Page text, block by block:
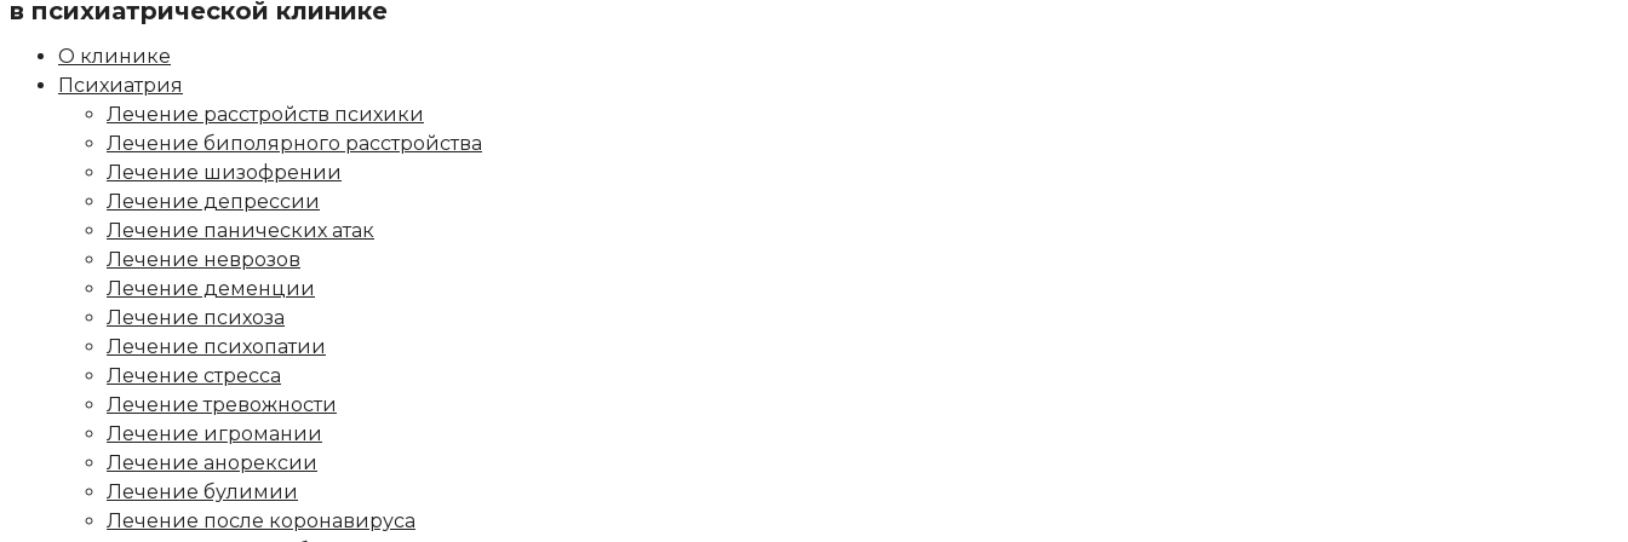
в психиатрической клинике
О клинике
Психиатрия
Лечение расстройств психики
Лечение биполярного расстройства
Лечение шизофрении
Лечение депрессии
Лечение панических атак
Лечение неврозов
Лечение деменции
Лечение психоза
Лечение психопатии
Лечение стресса
Лечение тревожности
Лечение игромании
Лечение анорексии
Лечение булимии
Лечение после коронавируса